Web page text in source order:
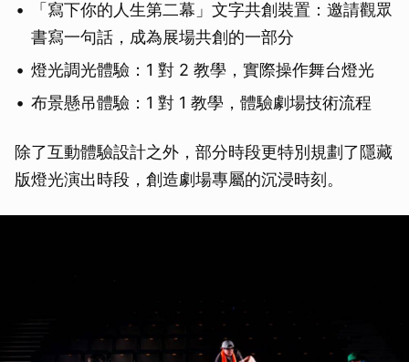
「寫下你的人生第二幕」文字共創裝置：邀請觀眾
書寫一句話，成為展場共創的一部分
燈光調光體驗：1 對 2 教學，實際操作舞台燈光
布景懸吊體驗：1 對 1 教學，體驗劇場技術流程
除了互動體驗設計之外，部分時段更特別規劃了隱藏
版燈光演出時段，創造劇場專屬的沉浸時刻。